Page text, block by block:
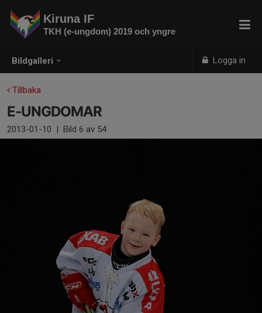
Bildgalleri Logga in
Kiruna IF
TKH (e-ungdom) 2019 och yngre
Tillbaka
E-UNGDOMAR
2013-01-10 | Bild 6 av 54